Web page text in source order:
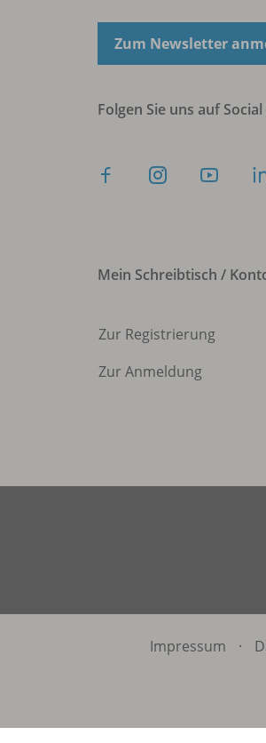
Zum Newsletter
Folgen Sie uns auf
Mein Schreibtisch /
Zur Registrierung
Zur Anmeldung
Impressum ·